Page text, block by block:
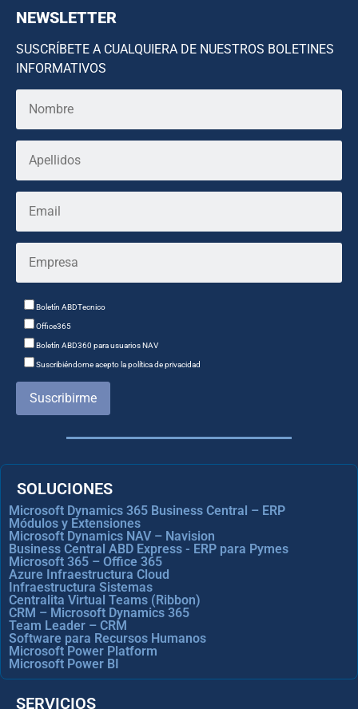
NEWSLETTER
SUSCRÍBETE A CUALQUIERA DE NUESTROS BOLETINES
INFORMATIVOS
Boletín ABDTecnico
Office365
Boletín ABD360 para usuarios NAV
Suscribiéndome acepto la política de privacidad
Suscribirme
SOLUCIONES
Microsoft Dynamics 365 Business Central – ERP
Módulos y Extensiones
Microsoft Dynamics NAV – Navision
Business Central ABD Express - ERP para Pymes
Microsoft 365 – Office 365
Azure Infraestructura Cloud
Infraestructura Sistemas
Centralita Virtual Teams (Ribbon)
CRM – Microsoft Dynamics 365
Team Leader – CRM
Software para Recursos Humanos
Microsoft Power Platform
Microsoft Power BI
SERVICIOS